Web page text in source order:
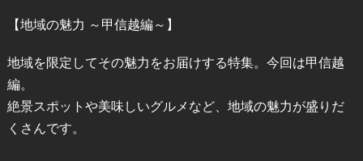
【地域の魅力 ～甲信越編～】
地域を限定してその魅力をお届けする特集。今回は甲信越
編。
絶景スポットや美味しいグルメなど、地域の魅力が盛りだ
くさんです。